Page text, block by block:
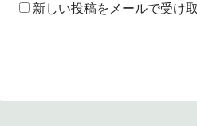
新しい投稿をメールで受け